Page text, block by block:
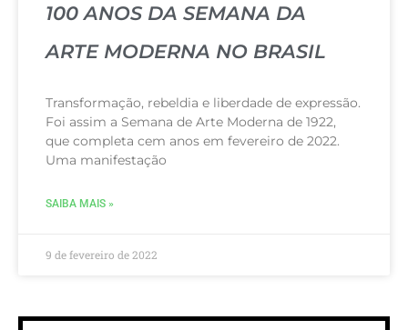
100 ANOS DA SEMANA DA
ARTE MODERNA NO BRASIL
Transformação, rebeldia e liberdade de expressão.
Foi assim a Semana de Arte Moderna de 1922,
que completa cem anos em fevereiro de 2022.
Uma manifestação
SAIBA MAIS »
9 de fevereiro de 2022